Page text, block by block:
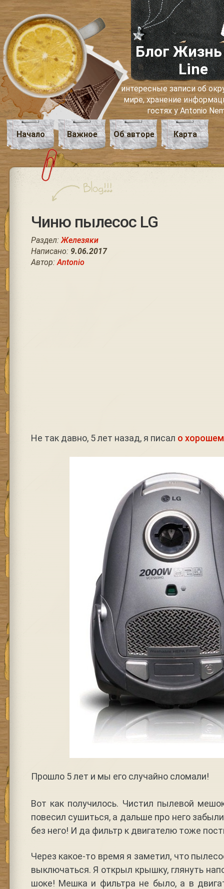
Блог Жизнь
Line
интересные записи об
мире, хранение
гостях у Antonio
Начало Важное Об авторе Карта
Чиню пылесос LG
Раздел:Железяки
Написано: 9.06.2017
Автор:Antonio
Не так давно, 5 лет назад, я писал о
Прошло 5 лет и мы его случайно сломали!
Вот как получилось. Чистил пылевой
повесил сушиться, а дальше про него
без него! И да фильтр к двигателю тоже
Через какое-то время я заметил, что
выключаться. Я открыл крышку, глянуть
шоке! Мешка и фильтра не было, а в